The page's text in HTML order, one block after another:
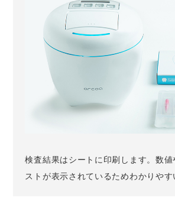
検査結果はシートに印刷します。数値
ストが表示されているためわかりやす